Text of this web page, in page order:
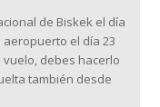
de Biskek el día
aeropuerto el día 23
debes hacerlo
también desde